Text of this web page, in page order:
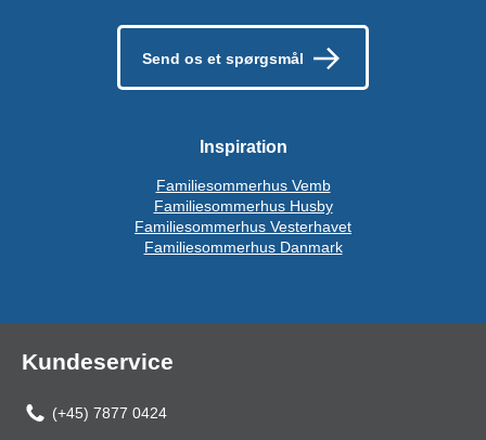
Send os et spørgsmål
Inspiration
Familiesommerhus Vemb
Familiesommerhus Husby
Familiesommerhus Vesterhavet
Familiesommerhus Danmark
Kundeservice
(+45) 7877 0424